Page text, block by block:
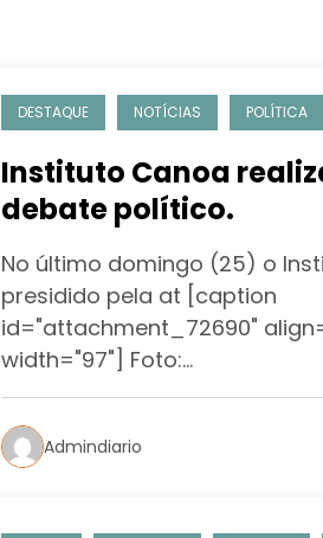
DESTAQUE NOTÍCIAS POLÍTICA
Instituto Canoa
debate político.
No último domingo (25) o
presidido pela at [caption
id="attachment_72690"
width="97"] Foto:…
Admindiario